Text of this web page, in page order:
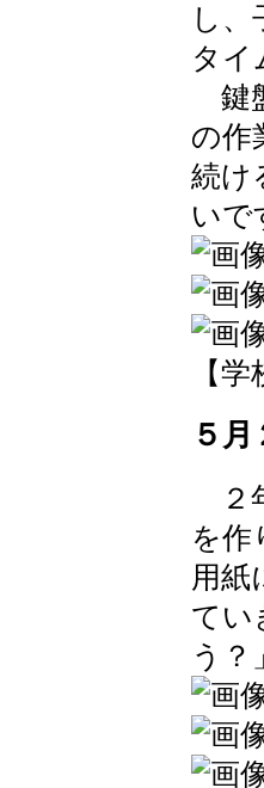
し
タイ
鍵
の作
続け
いで
【
５
２
を作
用紙
てい
う？